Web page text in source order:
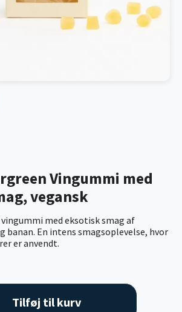
Vingummi med
vegansk
med eksotisk smag af
banan. En intens smagsoplevelse, hvor
er anvendt.
Tilføj til kurv